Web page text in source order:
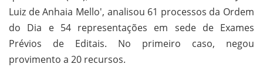
Luiz de Anhaia Mello', analisou 61 processos da Ordem
do Dia e 54 representações em sede de Exames
Prévios de Editais. No primeiro caso, negou
provimento a 20 recursos.